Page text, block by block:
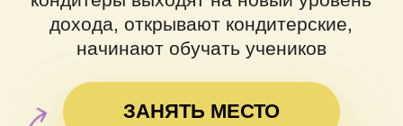
Займи местобесплатно в листе ожидания
ЗАНЯТЬ МЕСТО